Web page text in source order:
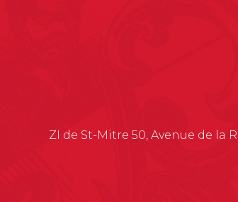
ZI de St-Mitre 50, Avenue de la